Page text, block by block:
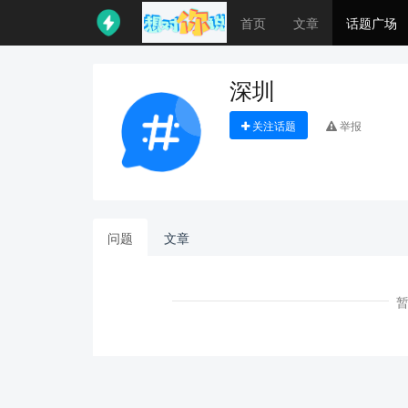
首页 文章 话题广场
深圳
关注话题 举报
问题 文章